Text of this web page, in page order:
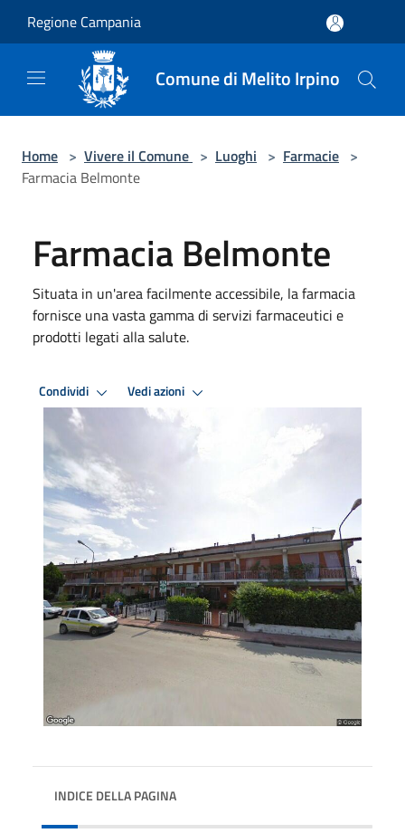
Regione Campania
Comune di Melito Irpino
Home > Vivere il Comune > Luoghi > Farmacie >
Farmacia Belmonte
Farmacia Belmonte
Situata in un'area facilmente accessibile, la farmacia
fornisce una vasta gamma di servizi farmaceutici e
prodotti legati alla salute.
Condividi Vedi azioni
INDICE DELLA PAGINA